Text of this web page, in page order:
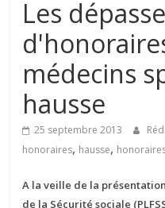
toute
famille
Les
médecins
hausse
25 septembre 2013
honoraires, hausse,
A la veille de la
de la Sécurité sociale